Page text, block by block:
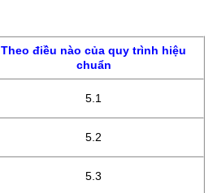
Theo điều nào của quy trình hiệu
chuẩn
5.1
5.2
5.3